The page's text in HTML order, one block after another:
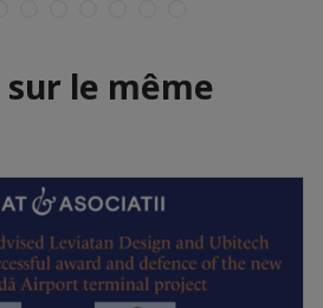
le même